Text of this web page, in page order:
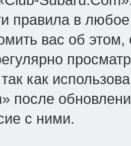
правила в
вас об
как
после
с ними.